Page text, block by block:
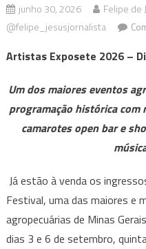
junho 30, 2026
Felipe de
@felipe_jesusjornalista
Artistas Exposete 2026 –
Um dos maiores eventos
programação histórica
camarotes open bar e
Já estão à venda os
Festival, uma das maiores e
agropecuárias de Minas
dias 3 e 6 de setembro,